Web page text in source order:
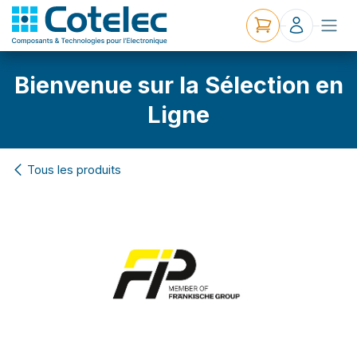
Bienvenue sur la Sélection en
Ligne
Tous les produits